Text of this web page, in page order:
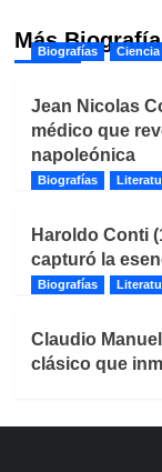
MásBiografías
Jean Nicolas
médico que
napoleónica
Biografías
Haroldo Conti
capturó la
Biografías
Claudio
clásico que